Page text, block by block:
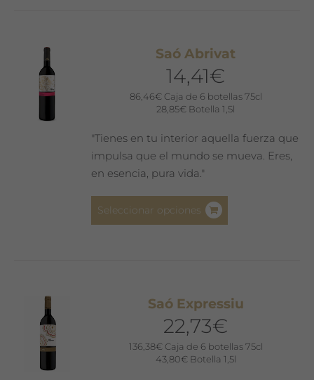
pueden
Saó Abrivat
14,41€
86,46€ Caja de 6 botellas 75cl
28,85€ Botella 1,5l
"Tienes en tu interior aquella fuerza que
impulsa que el mundo se mueva. Eres,
en esencia, pura vida."
Seleccionar opciones
opciones
pueden
Saó Expressiu
22,73€
136,38€ Caja de 6 botellas 75cl
43,80€ Botella 1,5l